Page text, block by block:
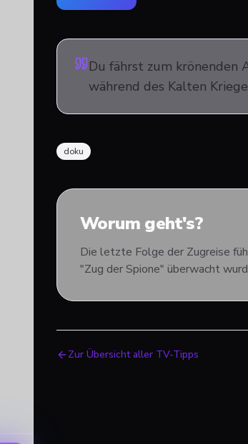
Du fährst zum krönenden
während des Kalten
doku
Worum geht's?
Die letzte Folge der Zugreise
"Zug der Spione" überwacht
Zur Übersicht aller TV-Tipps